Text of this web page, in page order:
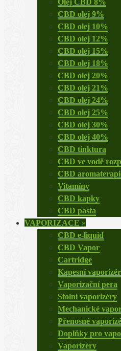
Olej CBD 8%
CBD olej 9%
CBD olej 10%
CBD olej 12%
CBD olej 15%
CBD olej 18%
CBD olej 20%
CBD olej 21%
CBD olej 24%
CBD olej 25%
CBD olej 30%
CBD olej 40%
CBD tinktura
CBD ve vodě
CBD
Vitamíny
CBD kapky
CBD pasta
VAPORIZACE »
CBD e-liquid
CBD Vapor
Cartridge
Kapesní vaporizér
Vaporizační pera
Stolní vaporizéry
Mechanické
Přenosné
Doplňky pro
Vaporizéry